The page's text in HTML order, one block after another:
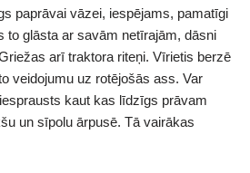
paprāvai vāzei, iespējams, pamatīgi
to glāsta ar savām netīrajām, dāsni
arī traktora riteņi. Vīrietis berzē
veidojumu uz rotējošās ass. Var
kaut kas līdzīgs prāvam
un sīpolu ārpusē. Tā vairākas